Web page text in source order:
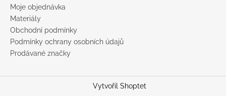
Moje objednávka
Materiály
Obchodní podmínky
Podmínky ochrany osobních údajů
Prodávané značky
Vytvořil Shoptet